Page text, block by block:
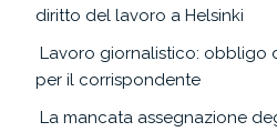
diritto del lavoro a Helsinki
Lavoro giornalistico: obbligo
per il corrispondente
La mancata assegnazione